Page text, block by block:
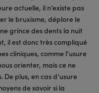
actuelle, il n’existe pas
le bruxisme, déplore le
grince des dents la nuit
il est donc très compliqué
cliniques, comme l’usure
orienter, mais ce ne
plus, en cas d’usure
de savoir si la